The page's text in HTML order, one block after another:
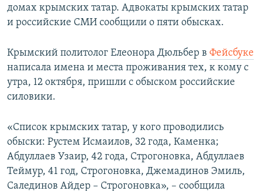
домах крымских татар. Адвокаты крымских татар
и российские СМИ сообщили о пяти обысках.
Крымский политолог Елеонора Дюльбер в Фейсбуке
написала имена и места проживания тех, к кому с
утра, 12 октября, пришли с обыском российские
силовики.
«Список крымских татар, у кого проводились
обыски: Рустем Исмаилов, 32 года, Каменка;
Абдуллаев Узаир, 42 года, Строгоновка, Абдуллаев
Теймур, 41 год, Строгоновка, Джемадинов Эмиль,
Салединов Айдер – Строгоновка», – сообщила